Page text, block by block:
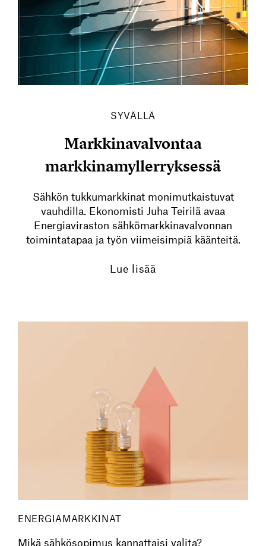
SYVÄLLÄ
Markkinavalvontaa
markkinamyllerryksessä
Sähkön tukkumarkkinat monimutkaistuvat
vauhdilla. Ekonomisti Juha Teirilä avaa
Energiaviraston sähkömarkkinavalvonnan
toimintatapaa ja työn viimeisimpiä käänteitä.
Lue lisää
ENERGIAMARKKINAT
Mikä sähkösopimus kannattaisi valita?